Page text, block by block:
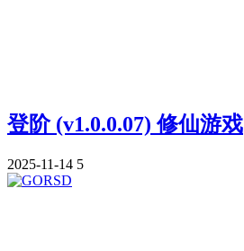
登阶 (v1.0.0.07) 修仙游戏
2025-11-14 5